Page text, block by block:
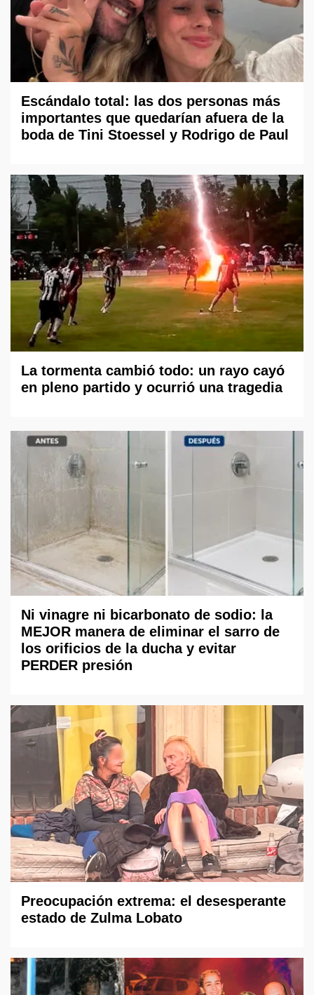
Escándalo total: las dos personas más
importantes que quedarían afuera de la
boda de Tini Stoessel y Rodrigo de Paul
La tormenta cambió todo: un rayo cayó
en pleno partido y ocurrió una tragedia
Ni vinagre ni bicarbonato de sodio: la
MEJOR manera de eliminar el sarro de
los orificios de la ducha y evitar
PERDER presión
Preocupación extrema: el desesperante
estado de Zulma Lobato